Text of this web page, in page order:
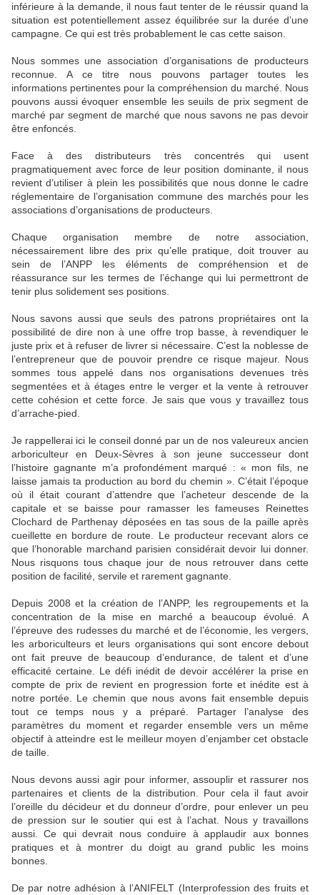
inférieure à la demande, il nous faut tenter de le réussir quand la
situation est potentiellement assez équilibrée sur la durée d’une
campagne. Ce qui est très probablement le cas cette saison.
Nous sommes une association d’organisations de producteurs
reconnue. A ce titre nous pouvons partager toutes les
informations pertinentes pour la compréhension du marché. Nous
pouvons aussi évoquer ensemble les seuils de prix segment de
marché par segment de marché que nous savons ne pas devoir
être enfoncés.
Face à des distributeurs très concentrés qui usent
pragmatiquement avec force de leur position dominante, il nous
revient d’utiliser à plein les possibilités que nous donne le cadre
réglementaire de l’organisation commune des marchés pour les
associations d’organisations de producteurs.
Chaque organisation membre de notre association,
nécessairement libre des prix qu’elle pratique, doit trouver au
sein de l’ANPP les éléments de compréhension et de
réassurance sur les termes de l’échange qui lui permettront de
tenir plus solidement ses positions.
Nous savons aussi que seuls des patrons propriétaires ont la
possibilité de dire non à une offre trop basse, à revendiquer le
juste prix et à refuser de livrer si nécessaire. C’est la noblesse de
l’entrepreneur que de pouvoir prendre ce risque majeur. Nous
sommes tous appelé dans nos organisations devenues très
segmentées et à étages entre le verger et la vente à retrouver
cette cohésion et cette force. Je sais que vous y travaillez tous
d’arrache-pied.
Je rappellerai ici le conseil donné par un de nos valeureux ancien
arboriculteur en Deux-Sèvres à son jeune successeur dont
l’histoire gagnante m’a profondément marqué : « mon fils, ne
laisse jamais ta production au bord du chemin ». C’était l’époque
où il était courant d’attendre que l’acheteur descende de la
capitale et se baisse pour ramasser les fameuses Reinettes
Clochard de Parthenay déposées en tas sous de la paille après
cueillette en bordure de route. Le producteur recevant alors ce
que l’honorable marchand parisien considérait devoir lui donner.
Nous risquons tous chaque jour de nous retrouver dans cette
position de facilité, servile et rarement gagnante.
Depuis 2008 et la création de l’ANPP, les regroupements et la
concentration de la mise en marché a beaucoup évolué. A
l’épreuve des rudesses du marché et de l’économie, les vergers,
les arboriculteurs et leurs organisations qui sont encore debout
ont fait preuve de beaucoup d’endurance, de talent et d’une
efficacité certaine. Le défi inédit de devoir accélérer la prise en
compte de prix de revient en progression forte et inédite est à
notre portée. Le chemin que nous avons fait ensemble depuis
tout ce temps nous y a préparé. Partager l’analyse des
paramètres du moment et regarder ensemble vers un même
objectif à atteindre est le meilleur moyen d’enjamber cet obstacle
de taille.
Nous devons aussi agir pour informer, assouplir et rassurer nos
partenaires et clients de la distribution. Pour cela il faut avoir
l’oreille du décideur et du donneur d’ordre, pour enlever un peu
de pression sur le soutier qui est à l’achat. Nous y travaillons
aussi. Ce qui devrait nous conduire à applaudir aux bonnes
pratiques et à montrer du doigt au grand public les moins
bonnes.
De par notre adhésion à l’ANIFELT (Interprofession des fruits et